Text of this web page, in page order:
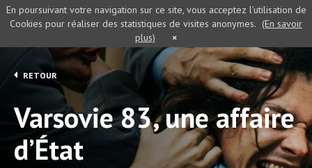
RETOUR
Varsovie 83, une affaire
d’État
En poursuivant votre navigation sur ce site, vous acceptez l’utilisation de
Cookies pour réaliser des statistiques de visites anonymes. (En savoir
plus)
×